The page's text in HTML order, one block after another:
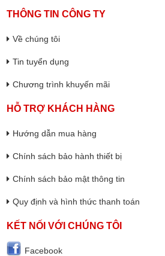
THÔNG TIN CÔNG TY
Về chúng tôi
Tin tuyển dụng
Chương trình khuyến mãi
HỖ TRỢ KHÁCH HÀNG
Hướng dẫn mua hàng
Chính sách bảo hành thiết bị
Chính sách bảo mật thông tin
Quy định và hình thức thanh toán
KẾT NỐI VỚI CHÚNG TÔI
Facebook